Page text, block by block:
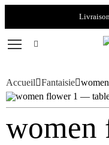
Accueil Fantaisie
women